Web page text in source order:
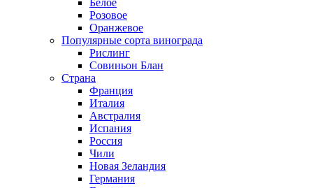
Розовое
Оранжевое
Популярные сорта винограда
Рислинг
Совиньон Блан
Страна
Франция
Италия
Австралия
Испания
Россия
Чили
Новая Зеландия
Германия